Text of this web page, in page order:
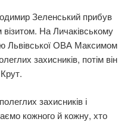
Зеленський прибув
На Личаківському
Львівської ОВА Максимом
захисників, потім він
захисників і
кожного й кожну, хто